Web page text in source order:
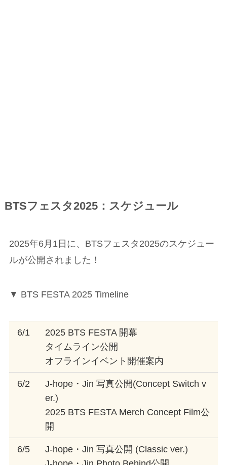
BTSフェスタ2025：スケジュール
2025年6月1日に、BTSフェスタ2025のスケジュー
ルが公開されました！
▼ BTS FESTA 2025 Timeline
6/1
2025 BTS FESTA 開幕
タイムライン公開
オフラインイベント開催案内
6/2
J-hope・Jin 写真公開(Concept Switch v
er.)
2025 BTS FESTA Merch Concept Film公
開
6/5
J-hope・Jin 写真公開 (Classic ver.)